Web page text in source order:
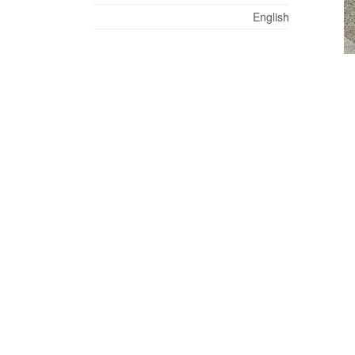
English